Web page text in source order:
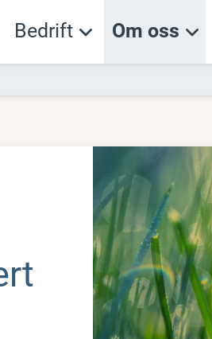
Bedrift Om oss